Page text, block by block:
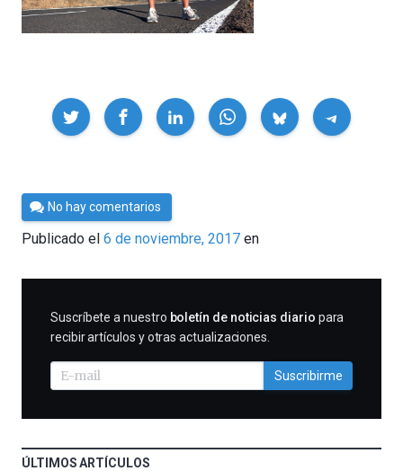
Compartir
Por
César
Tomé
No hay comentarios
Publicado el 6 de noviembre, 2017 en
SUSCRIBIRME
Suscríbete a nuestro boletín de noticias diario para
recibir artículos y otras actualizaciones.
Suscribirme
ÚLTIMOS ARTÍCULOS